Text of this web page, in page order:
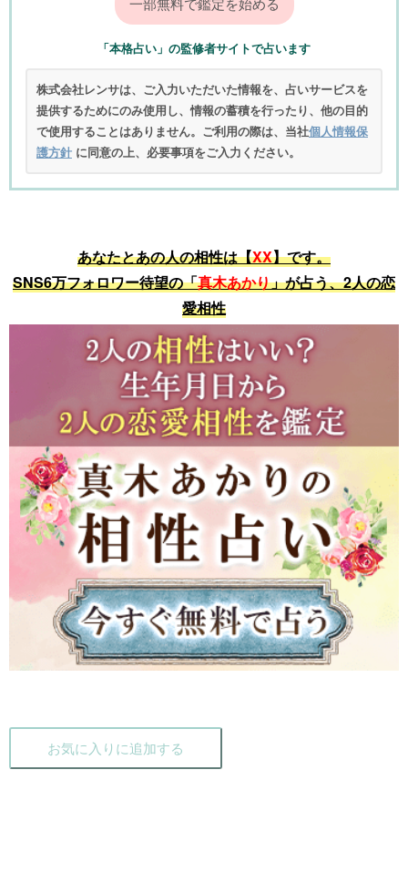
「本格占い」の監修者サイトで占います
株式会社レンサは、ご入力いただいた情報を、占いサービスを
提供するためにのみ使用し、情報の蓄積を行ったり、他の目的
で使用することはありません。ご利用の際は、当社個人情報保
護方針 に同意の上、必要事項をご入力ください。
あなたとあの人の相性は【XX】です。
SNS6万フォロワー待望の「真木あかり」が占う、2人の恋
愛相性
お気に入りに追加する